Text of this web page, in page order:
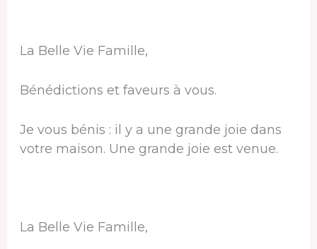
La Belle Vie Famille,
Bénédictions et faveurs à vous.
Je vous bénis : il y a une grande joie dans
votre maison. Une grande joie est venue.
La Belle Vie Famille,